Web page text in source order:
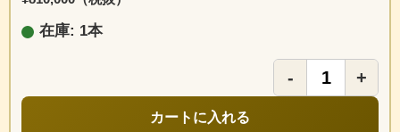
在庫: 1本
- +
カートに入れる